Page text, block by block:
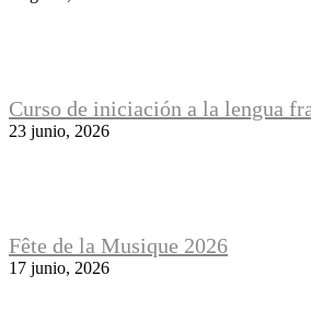
Curso de iniciación a la lengua
23 junio, 2026
Fête de la Musique 2026
17 junio, 2026